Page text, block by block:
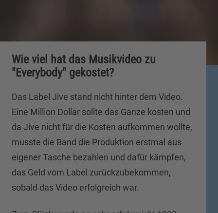
Wie viel hat das Musikvideo zu
"Everybody" gekostet?
Das Label Jive stand nicht hinter dem Video.
Eine Million Dollar sollte das Ganze kosten und
da Jive nicht für die Kosten aufkommen wollte,
musste die Band die Produktion erstmal aus
eigener Tasche bezahlen und dafür kämpfen,
das Geld vom Label zurückzubekommen,
sobald das Video erfolgreich war.